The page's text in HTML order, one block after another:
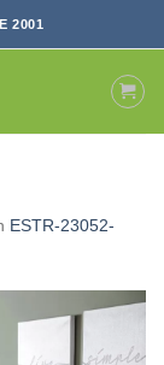
2001
ESTR-23052-